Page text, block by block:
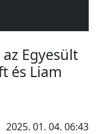
Egyesült
és Liam
2025. 01. 04. 06:43